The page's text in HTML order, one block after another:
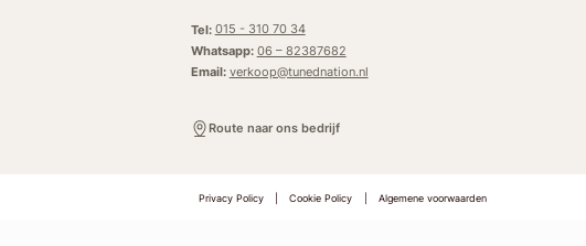
Tel: 015 - 310 70 34
Whatsapp: 06 – 82387682
Email: verkoop@tunednation.nl
Route naar ons bedrijf
Privacy Policy Cookie Policy Algemene voorwaarden